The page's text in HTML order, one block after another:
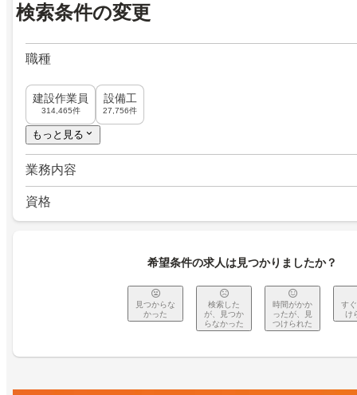
検索条件の変更
職種
建設作業員
314,465件
設備工
27,756件
もっと見る
業務内容
資格
希望条件の求人は見つかりましたか？
見つからな
かった
検索した
が、見つか
らなかった
時間がかか
ったが、見
つけられた
す
け